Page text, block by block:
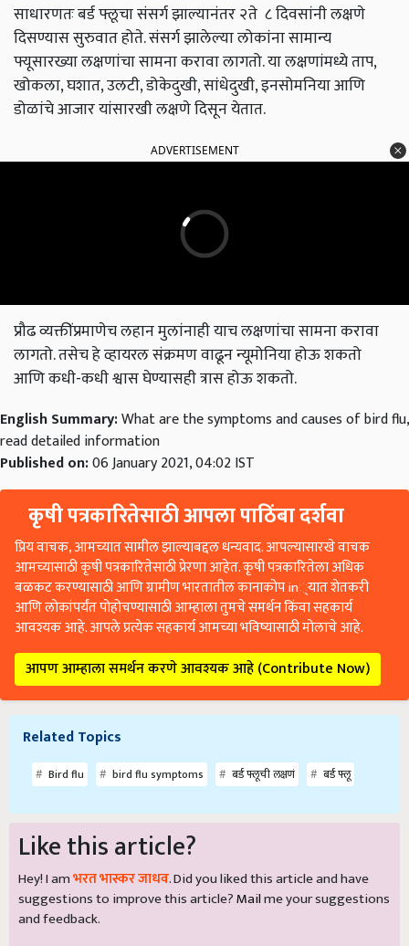
साधारणतः बर्ड फ्लूचा संसर्ग झाल्यानंतर २ते ८ दिवसांनी लक्षणे
दिसण्यास सुरुवात होते. संसर्ग झालेल्या लोकांना सामान्य
फ्यूसारख्या लक्षणांचा सामना करावा लागतो. या लक्षणांमध्ये ताप,
खोकला,घशात,उलटी,डोकेदुखी,सांधेदुखी,इनसोमनिया आणि
डोळांचे आजार यांसारखी लक्षणे दिसून येतात.
ADVERTISEMENT
प्रौढ व्यक्तींप्रमाणेच लहान मुलांनाही याच लक्षणांचा सामना करावा
लागतो. तसेच हे व्हायरल संक्रमण वाढून न्यूमोनिया होऊ शकतो
आणि कधी-कधी श्वास घेण्यासही त्रास होऊ शकतो.
English Summary:What are the symptoms and causes of bird flu,
read detailed information
Published on:06 January 2021, 04:02 IST
कृषी पत्रकारितेसाठी आपला पाठिंबा दर्शवा
प्रिय वाचक, आमच्यात सामील झाल्याबद्दल धन्यवाद. आपल्यासारखे वाचक
आमच्यासाठी कृषी पत्रकारितेसाठी प्रेरणा आहेत. कृषी पत्रकारितेला अधिक
बळकट करण्यासाठी आणि ग्रामीण भारतातील कानाकोप in्यात शेतकरी
आणि लोकांपर्यंत पोहोचण्यासाठी आम्हाला तुमचे समर्थन किंवा सहकार्य
आवश्यक आहे. आपले प्रत्येक सहकार्य आमच्या भविष्यासाठी मोलाचे आहे.
आपण आम्हाला समर्थन करणे आवश्यक आहे (Contribute Now)
Related Topics
Bird flu bird flu symptoms बर्ड फ्लूची लक्षणं बर्ड फ्लू
Like this article?
Hey! I amभरत भास्कर जाधव. Did you liked this article and have
suggestions to improve this article?Mailme your suggestions
and feedback.